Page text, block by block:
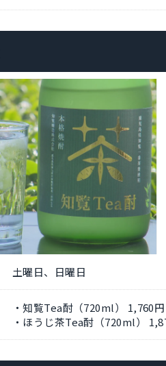
土曜日、日曜日
・知覧Tea酎（720ml） 1,760円
・ほうじ茶Tea酎（720ml）